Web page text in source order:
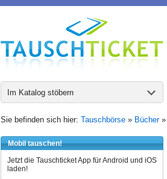
Im Katalog stöbern
Sie befinden sich hier: Tauschbörse » Bücher»
Mobil tauschen!
Jetzt die Tauschticket App für Android und iOS
laden!